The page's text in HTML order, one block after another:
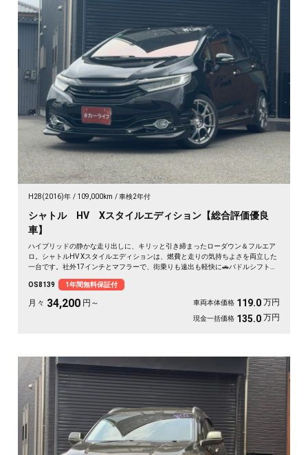
H28(2016)年 109,000km 車検2年付
シャトル HV Xスタイルエディション【総合評価優良
車】
ハイブリッドの静かな走り出しに、キリッと引き締まったローダウン＆フルエア
ロ。シャトルHV Xスタイルエディションは、燃費と走りの気持ちよさを両立した
一台です。社外17インチとマフラーで、街乗りも遠出も軽快に🚗パドルシフトで
心。仕事帰りにふらっと寄り道、休日は荷物を積んでロングドライブへ✨走りに
こだわる方に《1年保証付》💫
OS8139 1年間無料保証付
月々 34,200 円～ 車両本体価格 119.0 万円
現金一括価格 135.0 万円